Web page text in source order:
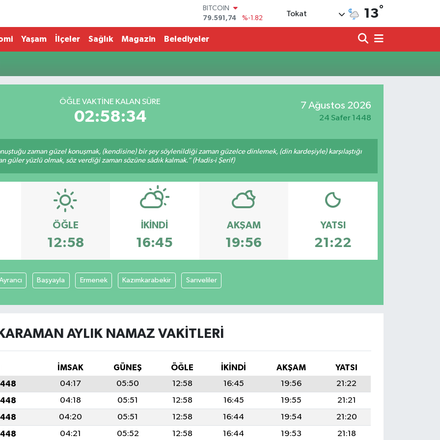
BITCOIN
79.591,74
%-1.82
DOLAR
45,43620
61,60380
%0.18
Tokat 13°
Yaşam İlçeler Sağlık Magazin Belediyeler
ÖĞLE VAKTİNE KALAN SÜRE
02:58:34
7 Ağustos 2026
24 Safer 1448
zaman güzel konuşmak, (kendisine) bir şey söylenildiği zaman güzelce dinlemek, (din kardeşiyle) karşılaştığı
güler yüzlü olmak, söz verdiği zaman sözüne sâdık kalmak.” (Hadis-i Şerif)
ÖĞLE
12:58
İKINDI
16:45
AKŞAM
19:56
YATSI
21:22
Başyayla Ermenek Kazımkarabekir Sarıveliler
KARAMAN AYLIK NAMAZ VAKITLERI
İMSAK GÜNEŞ ÖĞLE İKINDI AKŞAM
YATSI
04:17 05:50 12:58 16:45 19:56
21:22
04:18 05:51 12:58 16:45 19:55
21:21
04:20 05:51 12:58 16:44 19:54
21:20
04:21 05:52 12:58 16:44 19:53 21:18